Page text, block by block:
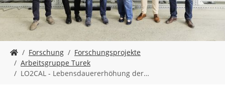
i
Forschung
Forschungsprojekte
Arbeitsgruppe Turek
LO2CAL - Lebensdauererhöhung der…